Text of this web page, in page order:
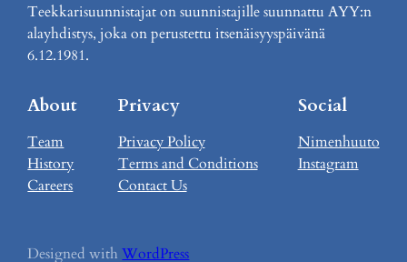
Teekkarisuunnistajat on suunnistajille suunnattu AYY:n
alayhdistys, joka on perustettu itsenäisyyspäivänä
6.12.1981.
About
Team
History
Careers
Privacy
Privacy Policy
Terms and Conditions
Contact Us
Social
Nimenhuuto
Instagram
Designed withWordPress